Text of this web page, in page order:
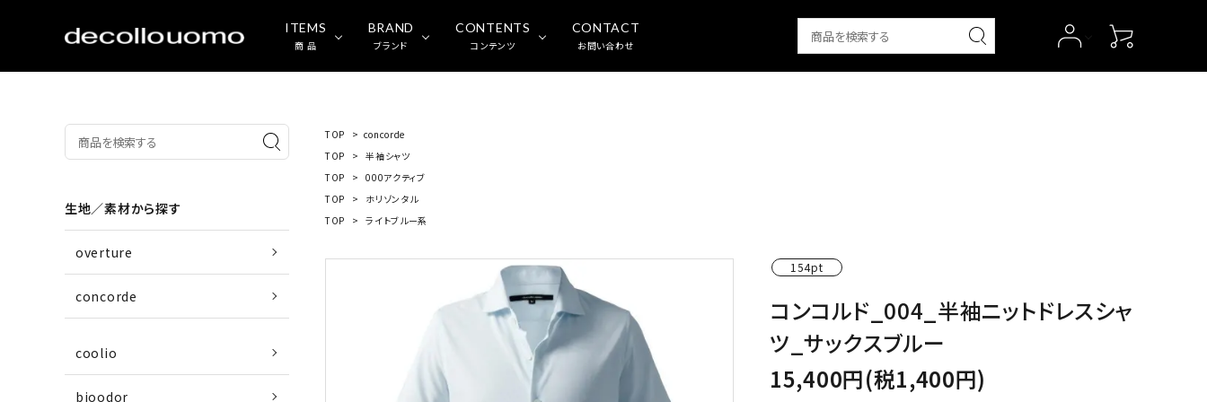
ITEMS
商 品
BRAND
ブランド
CONTENTS
コンテンツ
CONTACT
お問い合わせ
TOP > concorde
TOP
>
半袖シャツ
TOP
>
000アクティブ
TOP
>
ホリゾンタル
TOP
> ライトブルー系
154pt
コンコルド_004_半袖ニットドレスシャ
ツ_サックスブルー
15,400円(税1,400円)
生地／素材から探す
overture
concorde
coolio
bioodor